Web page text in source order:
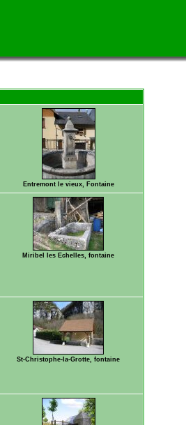
Entremont le vieux, Fontaine
Miribel les Echelles, fontaine
St-Christophe-la-Grotte, fontaine